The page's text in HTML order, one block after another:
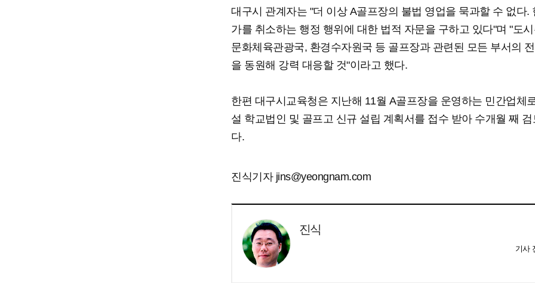
대구시 관계자는 "더 이상 A골프장의 불법 영업을 묵과할 수 없다.
가를 취소하는 행정 행위에 대한 법적 자문을 구하고 있다"며 "도
문화체육관광국, 환경수자원국 등 골프장과 관련된 모든 부서의
을 동원해 강력 대응할 것"이라고 했다.
한편 대구시교육청은 지난해 11월 A골프장을 운영하는 민간업체
설 학교법인 및 골프고 신규 설립 계획서를 접수 받아 수개월 째 검
다.
진식기자 jins@yeongnam.com
진식
기사